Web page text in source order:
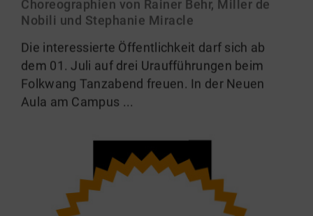
Choreographien von Rainer Behr, Miller de
Nobili und Stephanie Miracle
Die interessierte Öffentlichkeit darf sich ab
dem 01. Juli auf drei Uraufführungen beim
Folkwang Tanzabend freuen. In der Neuen
Aula am Campus ...